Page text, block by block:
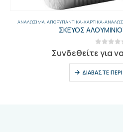
ΑΝΑΛΏΣΙΜΑ, ΑΠΟΡΥΠΑΝΤΙΚΆ-ΧΑΡΤΙΚΆ-
ΣΚΕΥΟΣ
out
Συνδεθείτε για
ΔΙΑΒΆΣΤΕ